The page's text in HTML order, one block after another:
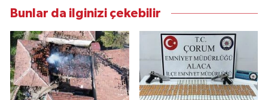
Bunlar da ilginizi çekebilir